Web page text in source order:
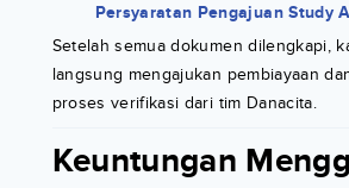
Persyaratan Pengajuan Study
Setelah semua dokumen dilengkapi,
langsung mengajukan pembiayaan
proses verifikasi dari tim Danacita.
Keuntungan